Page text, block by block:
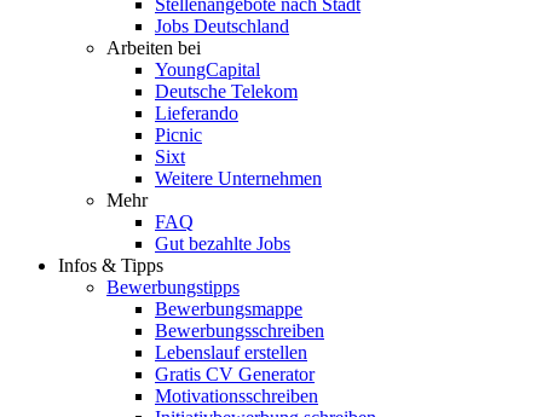
Stellenangebote nach Stadt
Jobs Deutschland
Arbeiten bei
YoungCapital
Deutsche Telekom
Lieferando
Picnic
Sixt
Weitere Unternehmen
Mehr
FAQ
Gut bezahlte Jobs
Infos & Tipps
Bewerbungstipps
Bewerbungsmappe
Bewerbungsschreiben
Lebenslauf erstellen
Gratis CV Generator
Motivationsschreiben